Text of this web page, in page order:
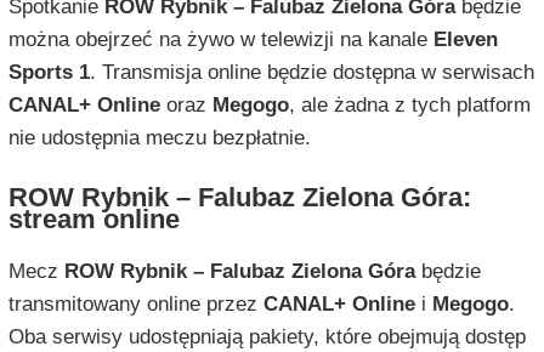
Spotkanie ROW Rybnik – Falubaz Zielona Górabędzie
można obejrzeć na żywo w telewizji na kanale Eleven
Sports 1. Transmisja online będzie dostępna w serwisach
CANAL+ Onlineoraz Megogo, ale żadna z tych platform
nie udostępnia meczu bezpłatnie.
ROW Rybnik – Falubaz Zielona Góra:
stream online
Mecz ROW Rybnik – Falubaz Zielona Górabędzie
transmitowany online przez CANAL+ Onlinei Megogo.
Oba serwisy udostępniają pakiety, które obejmują dostęp